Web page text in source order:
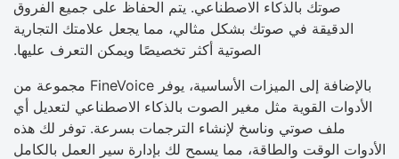
صوتك بالذكاء الاصطناعي. يتم الحفاظ على جميع الفروق
الدقيقة في صوتك بشكل مثالي، مما يجعل علامتك التجارية
الصوتية أكثر تخصيصًا ويمكن التعرف عليها.
بالإضافة إلى الميزات الأساسية، يوفر FineVoice مجموعة من
الأدوات القوية مثل مغير الصوت بالذكاء الاصطناعي لتعديل أي
ملف صوتي وناسخ لإنشاء الترجمات بسرعة. توفر لك هذه
الأدوات الوقت والطاقة، مما يسمح لك بإدارة سير العمل بالكامل